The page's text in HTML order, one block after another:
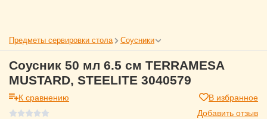
Предметы сервировки стола Соусники
Соусник 50 мл 6.5 см TERRAMESA
MUSTARD, STEELITE 3040579
К сравнению
В избранное
Добавить отзыв